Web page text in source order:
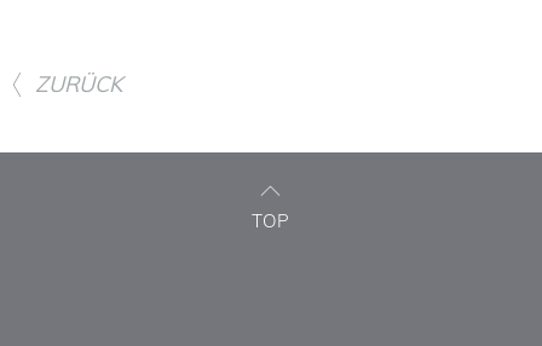
ZURÜCK
TOP